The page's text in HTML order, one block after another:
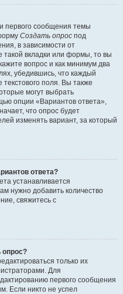
первого сообщения темы
Создать опрос под
в зависимости от
такой вкладки или формы, то вы
вопрос и как минимум два
убедившись, что каждый
текстового поля. Вы также
могут выбрать
опции «Вариантов ответа»,
что опрос будет
изменять вариант, за который
ответа?
устанавливается
нужно добавить количество
свяжитесь с
опрос?
только их
Для
первого сообщения
Если никто не успел